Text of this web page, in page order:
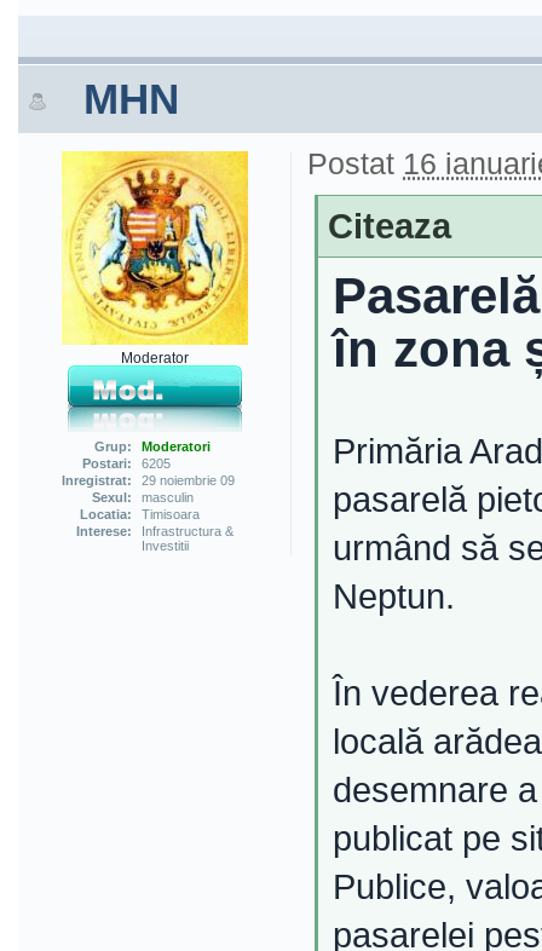
MHN
Moderator
Grup:
Moderatori
Postari:
6205
Inregistrat:
29 noiembrie 09
Sexul:
masculin
Locatia:
Timisoara
Interese:
Infrastructura &
Investitii
Postat 16
Citeaza
în zona
Primăria
pasarelă
urmând să
Neptun.
În vederea
locală
desemnare
publicat pe
Publice,
pasarelei